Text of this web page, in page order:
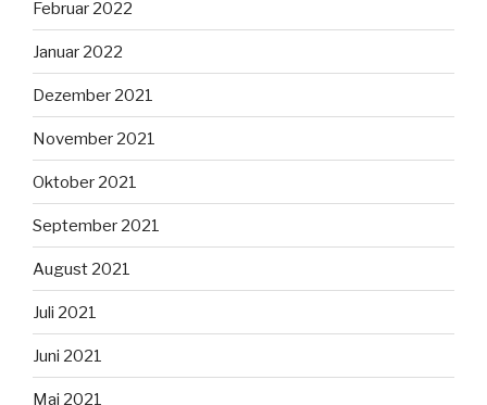
Februar 2022
Januar 2022
Dezember 2021
November 2021
Oktober 2021
September 2021
August 2021
Juli 2021
Juni 2021
Mai 2021